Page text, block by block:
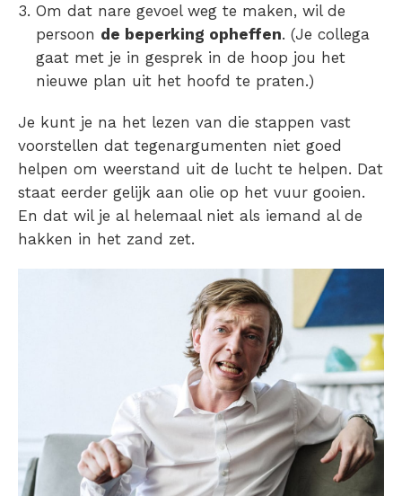
Om dat nare gevoel weg te maken, wil de
persoon de beperking opheffen. (Je collega
gaat met je in gesprek in de hoop jou het
nieuwe plan uit het hoofd te praten.)
Je kunt je na het lezen van die stappen vast
voorstellen dat tegenargumenten niet goed
helpen om weerstand uit de lucht te helpen. Dat
staat eerder gelijk aan olie op het vuur gooien.
En dat wil je al helemaal niet als iemand al de
hakken in het zand zet.